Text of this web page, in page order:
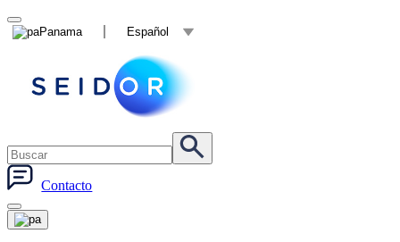
Panama Español
Contacto